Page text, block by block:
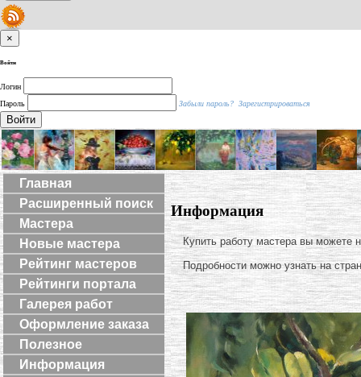
×
Войти
Логин
Пароль
Забыли пароль? Зарегистрироваться
Войти
Главная
Расширенный поиск
Мастера
Новые мастера
Рейтинг мастеров
Рейтинги портала
Галерея работ
Оформление заказа
Полезное
Информация
Информация
Купить работу мастера вы можете
Подробности можно узнать на